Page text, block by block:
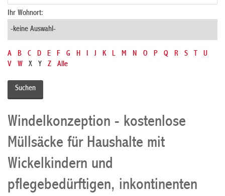
Ihr Wohnort:
A B C D E F G H I J K L M N O P Q R S T
U
V
W X Y Z Alle
Windelkonzeption - kostenlose
Müllsäcke für Haushalte mit
Wickelkindern und
pflegebedürftigen, inkontinenten